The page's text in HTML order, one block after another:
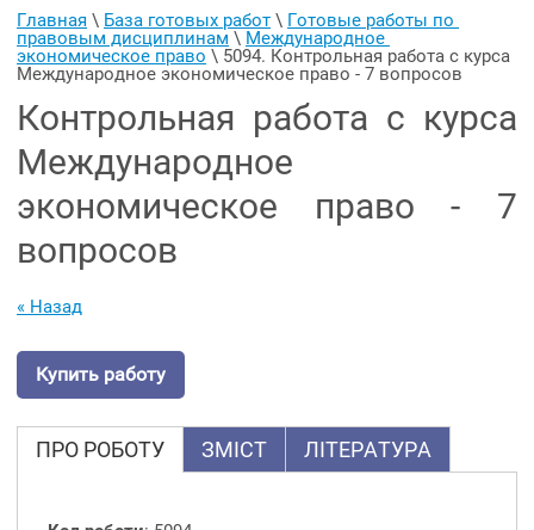
Главная \ База готовых работ \ Готовые работы по
правовым дисциплинам \ Международное
экономическое право \ 5094. Контрольная работа с курса
Международное экономическое право - 7 вопросов
Контрольная работа с курса
Международное
экономическое право - 7
вопросов
« Назад
Купить работу
ПРО РОБОТУ ЗМІСТ ЛІТЕРАТУРА